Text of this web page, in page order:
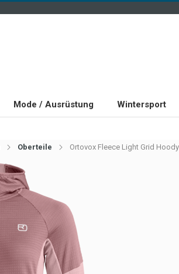
Mode / Ausrüstung Wintersport
Oberteile Ortovox Fleece Light Grid